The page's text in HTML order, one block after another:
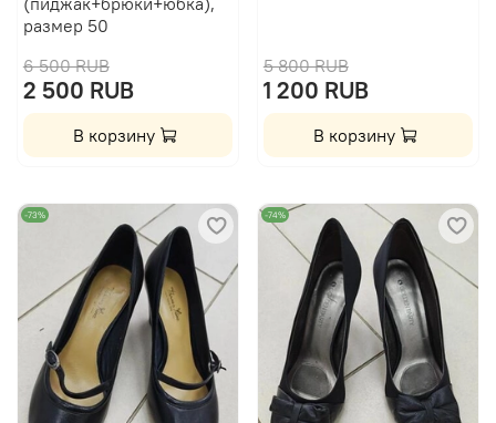
размер 50
6 500 RUB
2 500 RUB
В корзину
5 800 RUB
1 200 RUB
В корзину
-73% -74%